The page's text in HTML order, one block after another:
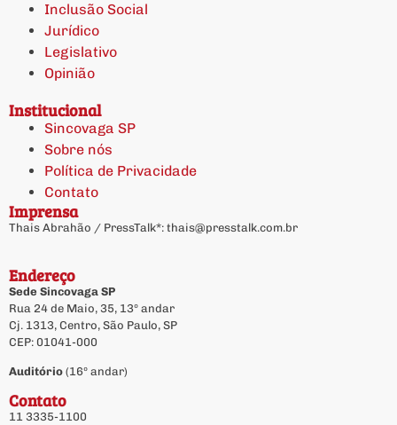
Inclusão Social
Jurídico
Legislativo
Opinião
Institucional
Sincovaga SP
Sobre nós
Política de Privacidade
Contato
Imprensa
Thais Abrahão / PressTalk*: thais@presstalk.com.br
Endereço
Sede Sincovaga SP
Rua 24 de Maio, 35, 13º andar
Cj. 1313, Centro, São Paulo, SP
CEP: 01041-000
Auditório (16º andar)
Contato
11 3335-1100